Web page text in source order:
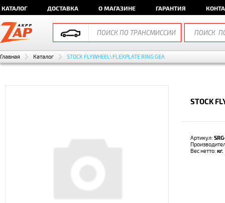
КАТАЛОГ ДОСТАВКА О МАГАЗИНЕ ГАРАНТИЯ
Главная Каталог STOCK FLYWHEEL\FLEXPLATE RING GEA
STOCK
Артикул:
Вес нетто: кг.